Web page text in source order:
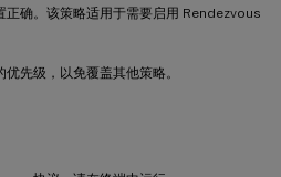
确。该策略适用于需要启用 Rendezvous
先级，以免覆盖其他策略。